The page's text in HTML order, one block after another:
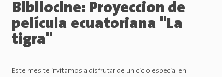
Bibliocine: Proyeccion de
película ecuatoriana "La
tigra"
Este mes te invitamos a disfrutar de un ciclo especial en